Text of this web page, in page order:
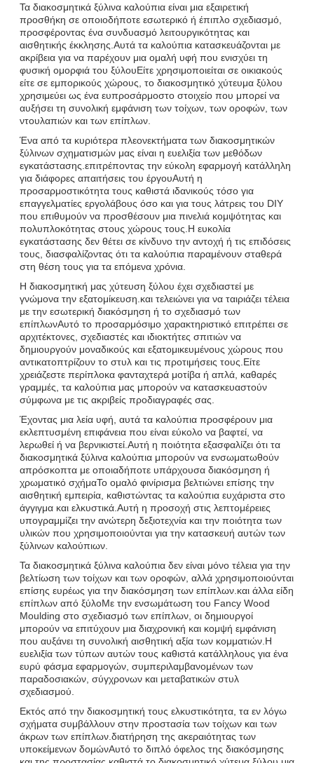
Τα διακοσμητικά ξύλινα καλούπια είναι μια εξαιρετική
προσθήκη σε οποιοδήποτε εσωτερικό ή έπιπλο σχεδιασμό,
προσφέροντας ένα συνδυασμό λειτουργικότητας και
αισθητικής έκκλησης.Αυτά τα καλούπια κατασκευάζονται με
ακρίβεια για να παρέχουν μια ομαλή υφή που ενισχύει τη
φυσική ομορφιά του ξύλουΕίτε χρησιμοποιείται σε οικιακούς
είτε σε εμπορικούς χώρους, το διακοσμητικό χύτευμα ξύλου
χρησιμεύει ως ένα ευπροσάρμοστο στοιχείο που μπορεί να
αυξήσει τη συνολική εμφάνιση των τοίχων, των οροφών, των
ντουλαπιών και των επίπλων.
Ένα από τα κυριότερα πλεονεκτήματα των διακοσμητικών
ξύλινων σχηματισμών μας είναι η ευελιξία των μεθόδων
εγκατάστασης.επιτρέποντας την εύκολη εφαρμογή κατάλληλη
για διάφορες απαιτήσεις του έργουΑυτή η
προσαρμοστικότητα τους καθιστά ιδανικούς τόσο για
επαγγελματίες εργολάβους όσο και για τους λάτρεις του DIY
που επιθυμούν να προσθέσουν μια πινελιά κομψότητας και
πολυπλοκότητας στους χώρους τους.Η ευκολία
εγκατάστασης δεν θέτει σε κίνδυνο την αντοχή ή τις επιδόσεις
τους, διασφαλίζοντας ότι τα καλούπια παραμένουν σταθερά
στη θέση τους για τα επόμενα χρόνια.
Η διακοσμητική μας χύτευση ξύλου έχει σχεδιαστεί με
γνώμονα την εξατομίκευση.και τελειώνει για να ταιριάζει τέλεια
με την εσωτερική διακόσμηση ή το σχεδιασμό των
επίπλωνΑυτό το προσαρμόσιμο χαρακτηριστικό επιτρέπει σε
αρχιτέκτονες, σχεδιαστές και ιδιοκτήτες σπιτιών να
δημιουργούν μοναδικούς και εξατομικευμένους χώρους που
αντικατοπτρίζουν το στυλ και τις προτιμήσεις τους.Είτε
χρειάζεστε περίπλοκα φανταχτερά μοτίβα ή απλά, καθαρές
γραμμές, τα καλούπια μας μπορούν να κατασκευαστούν
σύμφωνα με τις ακριβείς προδιαγραφές σας.
Έχοντας μια λεία υφή, αυτά τα καλούπια προσφέρουν μια
εκλεπτυσμένη επιφάνεια που είναι εύκολο να βαφτεί, να
λερωθεί ή να βερνικιστεί.Αυτή η ποιότητα εξασφαλίζει ότι τα
διακοσμητικά ξύλινα καλούπια μπορούν να ενσωματωθούν
απρόσκοπτα με οποιαδήποτε υπάρχουσα διακόσμηση ή
χρωματικό σχήμαΤο ομαλό φινίρισμα βελτιώνει επίσης την
αισθητική εμπειρία, καθιστώντας τα καλούπια ευχάριστα στο
άγγιγμα και ελκυστικά.Αυτή η προσοχή στις λεπτομέρειες
υπογραμμίζει την ανώτερη δεξιοτεχνία και την ποιότητα των
υλικών που χρησιμοποιούνται για την κατασκευή αυτών των
ξύλινων καλούπιων.
Τα διακοσμητικά ξύλινα καλούπια δεν είναι μόνο τέλεια για την
βελτίωση των τοίχων και των οροφών, αλλά χρησιμοποιούνται
επίσης ευρέως για την διακόσμηση των επίπλων.και άλλα είδη
επίπλων από ξύλοΜε την ενσωμάτωση του Fancy Wood
Moulding στο σχεδιασμό των επίπλων, οι δημιουργοί
μπορούν να επιτύχουν μια διαχρονική και κομψή εμφάνιση
που αυξάνει τη συνολική αισθητική αξία των κομματιών.Η
ευελιξία των τύπων αυτών τους καθιστά κατάλληλους για ένα
ευρύ φάσμα εφαρμογών, συμπεριλαμβανομένων των
παραδοσιακών, σύγχρονων και μεταβατικών στυλ
σχεδιασμού.
Εκτός από την διακοσμητική τους ελκυστικότητα, τα εν λόγω
σχήματα συμβάλλουν στην προστασία των τοίχων και των
άκρων των επίπλων.διατήρηση της ακεραιότητας των
υποκείμενων δομώνΑυτό το διπλό όφελος της διακόσμησης